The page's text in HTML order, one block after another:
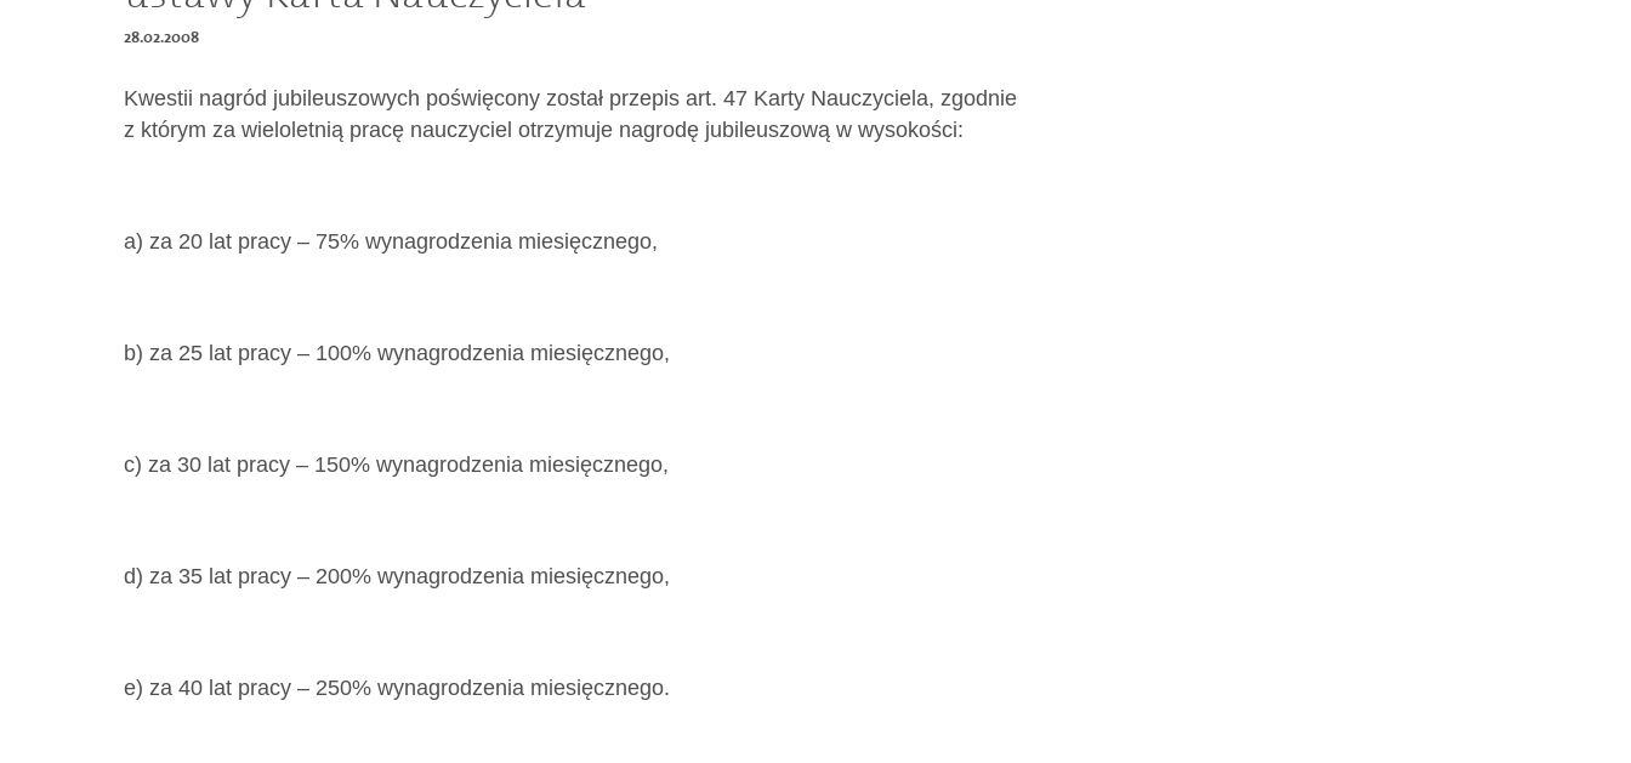
28.02.2008
Kwestii nagród jubileuszowych poświęcony został przepis art. 47 Karty Nauczyciela, zgodnie
z którym za wieloletnią pracę nauczyciel otrzymuje nagrodę jubileuszową w wysokości:
a) za 20 lat pracy – 75% wynagrodzenia miesięcznego,
b) za 25 lat pracy – 100% wynagrodzenia miesięcznego,
c) za 30 lat pracy – 150% wynagrodzenia miesięcznego,
d) za 35 lat pracy – 200% wynagrodzenia miesięcznego,
e) za 40 lat pracy – 250% wynagrodzenia miesięcznego.